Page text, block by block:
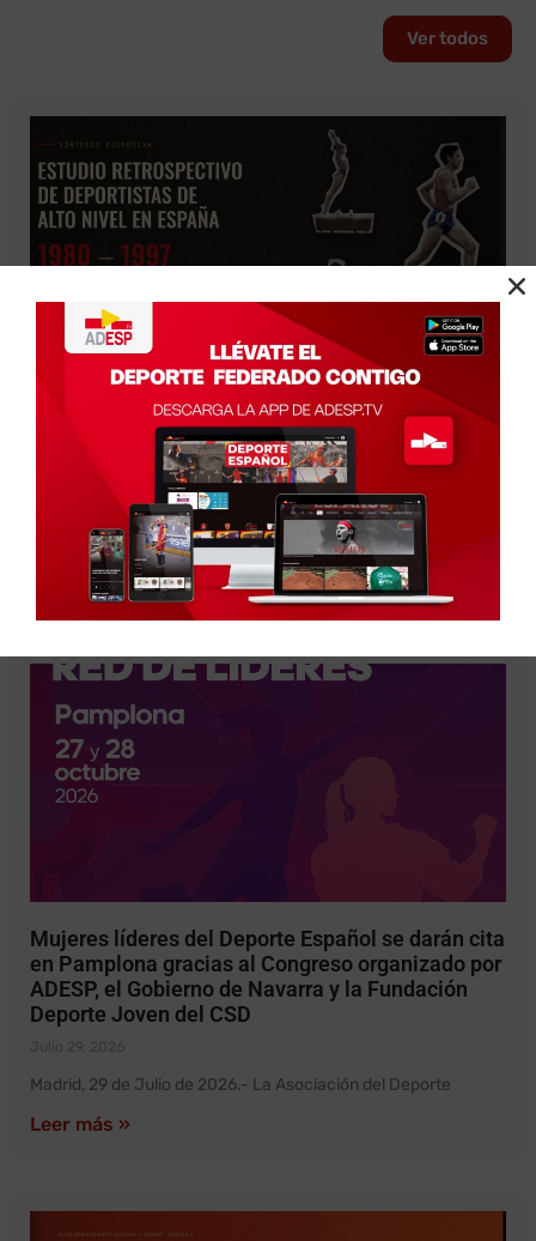
Ver todos
ADESP concluye un estudio histórico sobre
deportistas de alto nivel para reconocer
apropiadamente el legado del Deporte Español
Madrid, 3 de Agosto de 2026.- La Asociación del Deporte
Español,
Leer más »
Mujeres líderes del Deporte Español se darán cita
en Pamplona gracias al Congreso organizado por
ADESP, el Gobierno de Navarra y la Fundación
Deporte Joven del CSD
Madrid, 29 de Julio de 2026.- La Asociación del Deporte
Leer más »